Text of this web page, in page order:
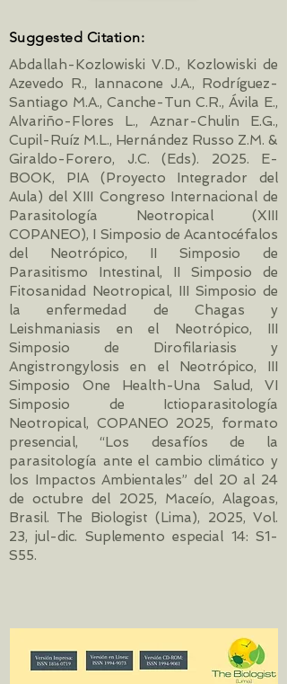
Suggested Citation:
Abdallah-Kozlowiski V.D., Kozlowiski de
Azevedo R., Iannacone J.A., Rodríguez-
Santiago M.A., Canche-Tun C.R., Ávila E.,
Alvariño-Flores L., Aznar-Chulin E.G.,
Cupil-Ruíz M.L., Hernández Russo Z.M. &
Giraldo-Forero, J.C. (Eds). 2025. E-
BOOK, PIA (Proyecto Integrador del
Aula) del XIII Congreso Internacional de
Parasitología Neotropical (XIII
COPANEO), I Simposio de Acantocéfalos
del Neotrópico, II Simposio de
Parasitismo Intestinal, II Simposio de
Fitosanidad Neotropical, III Simposio de
la enfermedad de Chagas y
Leishmaniasis en el Neotrópico, III
Simposio de Dirofilariasis y
Angistrongylosis en el Neotrópico, III
Simposio One Health-Una Salud, VI
Simposio de Ictioparasitología
Neotropical, COPANEO 2025, formato
presencial, “Los desafíos de la
parasitología ante el cambio climático y
los Impactos Ambientales” del 20 al 24
de octubre del 2025, Maceío, Alagoas,
Brasil. The Biologist (Lima), 2025, Vol.
23, jul-dic. Suplemento especial 14: S1-
S55.